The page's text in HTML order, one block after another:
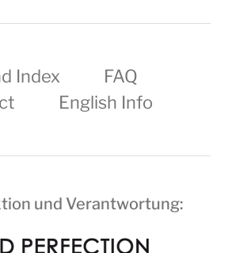
Index
FAQ
English Info
und Verantwortung: